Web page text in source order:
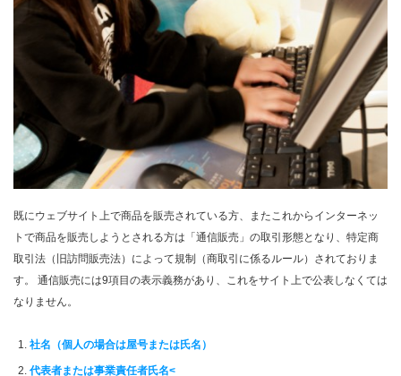
既にウェブサイト上で商品を販売されている方、またこれからインターネッ
トで商品を販売しようとされる方は「通信販売」の取引形態となり、特定商
取引法（旧訪問販売法）によって規制（商取引に係るルール）されておりま
す。 通信販売には9項目の表示義務があり、これをサイト上で公表しなくては
なりません。
社名（個人の場合は屋号または氏名）
代表者または事業責任者氏名<